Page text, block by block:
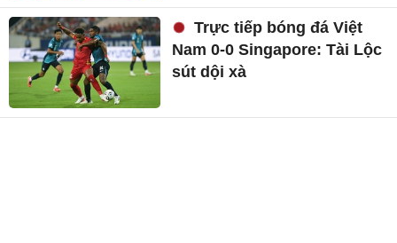
Trực tiếp bóng đá Việt
Nam 0-0 Singapore: Tài Lộc
sút dội xà